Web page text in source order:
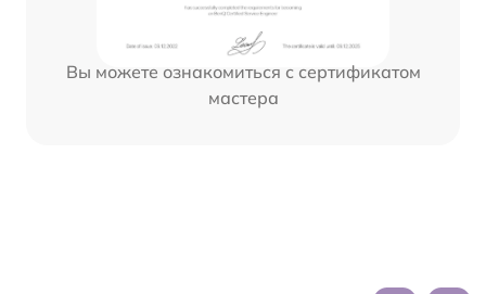
Вы можете ознакомиться с сертификатом
мастера